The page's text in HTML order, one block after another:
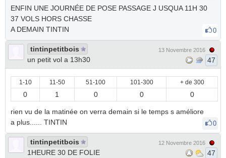
ENFIN UNE JOURNÉE DE POSE PASSAGE J USQUA 11H 30
37 VOLS HORS CHASSE
A DEMAIN TINTIN
0
tintinpetitbois
un petit vol a 13h30
13 Novembre 2016
47
1-10 11-50 51-100 101-300 + de 300
0 1 0 0 0
rien vu de la matinée on verra demain si le temps s améliore
a plus...... TINTIN
0
tintinpetitbois
1HEURE 30 DE FOLIE
12 Novembre 2016
47